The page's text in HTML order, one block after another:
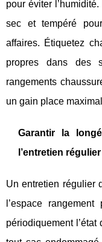
pour éviter
sec et tempéré
affaires. Étiquetez
propres dans des
rangements
un gain place
Garantir la
l’entretien régulier
Un entretien régulier
l’espace
périodiquement